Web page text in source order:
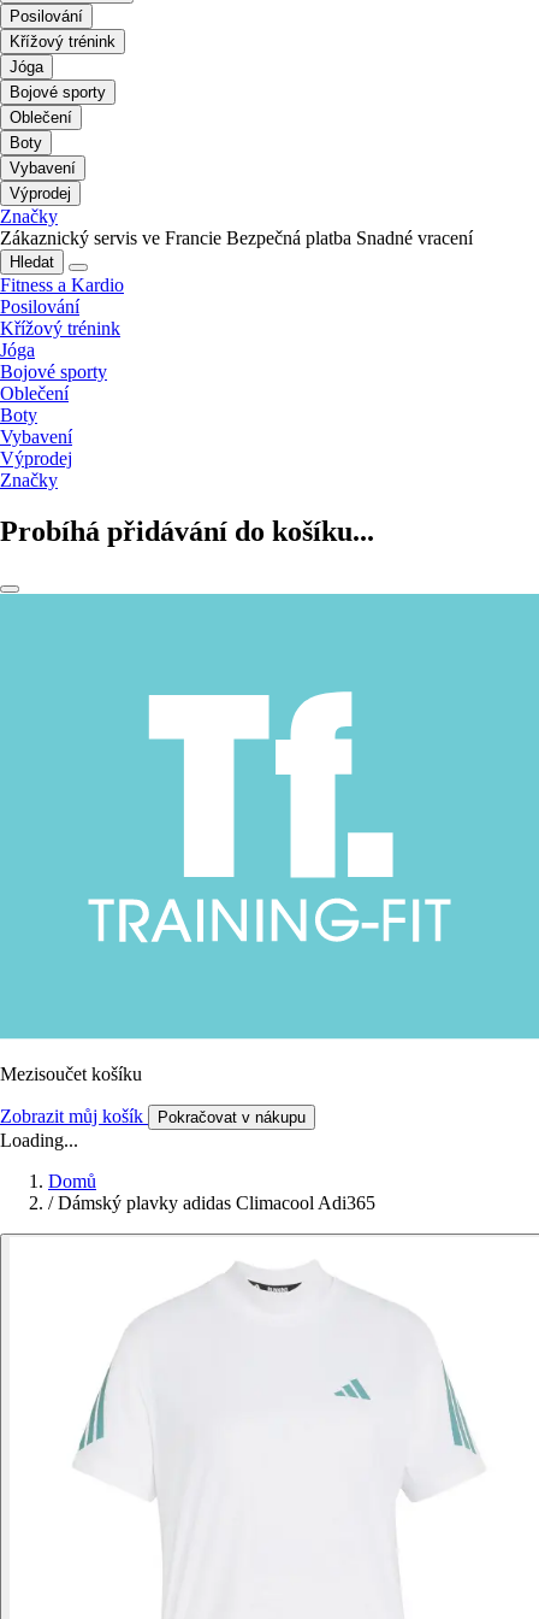
Posilování
Křížový trénink
Jóga
Bojové sporty
Oblečení
Boty
Vybavení
Výprodej
Značky
Zákaznický servis ve Francie Bezpečná platba Snadné vracení
Hledat
Fitness a Kardio
Posilování
Křížový trénink
Jóga
Bojové sporty
Oblečení
Boty
Vybavení
Výprodej
Značky
Probíhá přidávání do košíku...
Mezisoučet košíku
Zobrazit můj košík Pokračovat v nákupu
Loading...
Domů
/ Dámský plavky adidas Climacool Adi365